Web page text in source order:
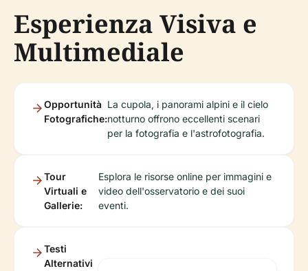
Esperienza Visiva e
Multimediale
Opportunità
Fotografiche:
La cupola, i panorami alpini e il cielo
notturno offrono eccellenti scenari
per la fotografia e l'astrofotografia.
Tour
Virtuali e
Gallerie:
Esplora le risorse online per immagini e
video dell'osservatorio e dei suoi
eventi.
Testi
Alternativi